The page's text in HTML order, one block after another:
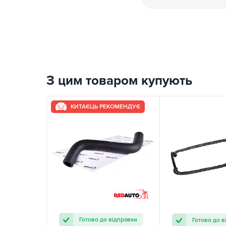
З цим товаром купують
КИТАЄЦЬ РЕКОМЕНДУЄ
Готово до відправки Готово до